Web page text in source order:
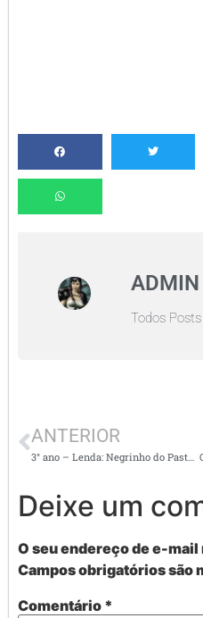
ADMIN
Todos Posts
ANTERIOR
Deixe um
O seu endereço de e-
Campos obrigatórios são
Comentário *